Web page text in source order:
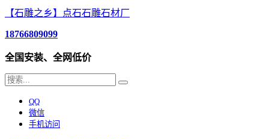
【石雕之乡】点石石雕石材厂
18766809099
全国安装、全网低价
QQ
微信
手机访问